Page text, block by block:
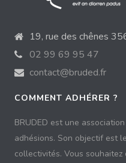
19, rue des chênes
02 99 69 95 47
contact@bruded.fr
COMMENT ADHÉRER ?
BRUDED est une
adhésions. Son objectif est
collectivités. Vous